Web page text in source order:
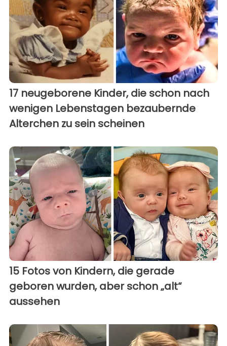
17 neugeborene Kinder, die schon nach
wenigen Lebenstagen bezaubernde
Alterchen zu sein scheinen
15 Fotos von Kindern, die gerade
geboren wurden, aber schon „alt“
aussehen